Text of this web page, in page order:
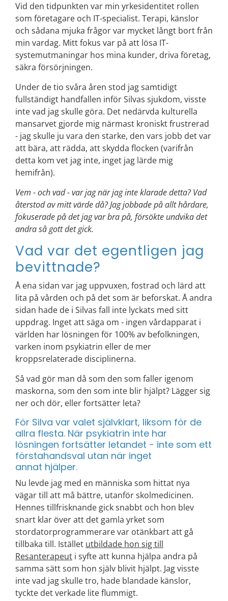
Vid den tidpunkten var min yrkesidentitet rollen
som företagare och IT-specialist. Terapi, känslor
och sådana mjuka frågor var mycket långt bort från
min vardag. Mitt fokus var på att lösa IT-
systemutmaningar hos mina kunder, driva företag,
säkra försörjningen.
Under de tio svåra åren stod jag samtidigt
fullständigt handfallen inför Silvas sjukdom, visste
inte vad jag skulle göra. Det nedärvda kulturella
mansarvet gjorde mig närmast kroniskt frustrerad
- jag skulle ju vara den starke, den vars jobb det var
att bära, att rädda, att skydda flocken (varifrån
detta kom vet jag inte, inget jag lärde mig
hemifrån).
Vem - och vad - var jag när jag inte klarade detta? Vad
återstod av mitt värde då? Jag jobbade på allt hårdare,
fokuserade på det jag var bra på, försökte undvika det
andra så gott det gick.
Vad var det egentligen jag
bevittnade?
Å ena sidan var jag uppvuxen, fostrad och lärd att
lita på vården och på det som är beforskat. Å andra
sidan hade de i Silvas fall inte lyckats med sitt
uppdrag. Inget att säga om - ingen vårdapparat i
världen har lösningen för 100% av befolkningen,
varken inom psykiatrin eller de mer
kroppsrelaterade disciplinerna.
Så vad gör man då som den som faller igenom
maskorna, som den som inte blir hjälpt? Lägger sig
ner och dör, eller fortsätter leta?
För Silva var valet självklart, liksom för de
allra flesta. När psykiatrin inte har
lösningen fortsätter letandet - inte som ett
förstahandsval utan när inget
annat hjälper.
Nu levde jag med en människa som hittat nya
vägar till att må bättre, utanför skolmedicinen.
Hennes tillfrisknande gick snabbt och hon blev
snart klar över att det gamla yrket som
stordatorprogrammerare var otänkbart att gå
tillbaka till. Istället utbildade hon sig till
Resanterapeut i syfte att kunna hjälpa andra på
samma sätt som hon själv blivit hjälpt. Jag visste
inte vad jag skulle tro, hade blandade känslor,
tyckte det verkade lite flummigt.